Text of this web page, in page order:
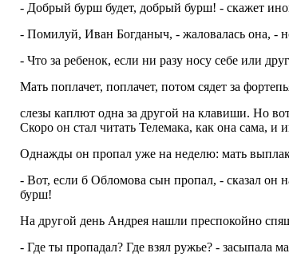
- Добрый бурш будет, добрый бурш! - скажет
- Помилуй, Иван Богданыч, - жаловалась она, -
- Что за ребенок, если ни разу носу себе или
Мать поплачет, поплачет, потом сядет за
слезы каплют одна за другой на клавиши. Но
Скоро он стал читать Телемака, как она сама, и
Однажды он пропал уже на неделю: мать
- Вот, если б Обломова сын пропал, - сказал
бурш!
На другой день Андрея нашли преспокойно
- Где ты пропадал? Где взял ружье? - засыпала